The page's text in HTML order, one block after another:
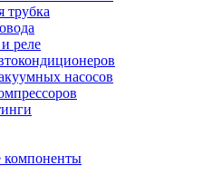
трубка
реле
насосов
компоненты